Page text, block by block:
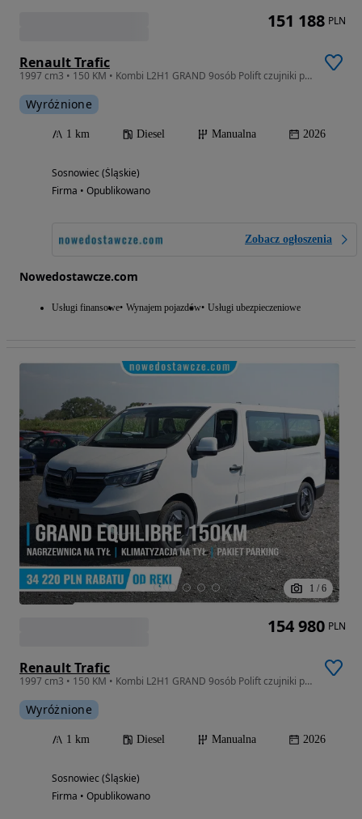
Renault Trafic
1997 cm3 • 150 KM • Kombi L2H1 GRAND 9osób Polift czujniki przód/bok/tył
Wyróżnione
1 km Diesel Manualna 2026
Sosnowiec (Śląskie)
Firma • Opublikowano
Zobacz ogłoszenia
Nowedostawcze.com
Usługi finansowe Wynajem pojazdów Usługi ubezpieczeniowe
151 188 PLN
1 / 6
Renault Trafic
1997 cm3 • 150 KM • Kombi L2H1 GRAND 9osób Polift czujniki przód/bok/tył
Wyróżnione
1 km Diesel Manualna 2026
Sosnowiec (Śląskie)
Firma • Opublikowano
154 980 PLN